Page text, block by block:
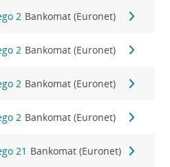
2 Bankomat (Euronet)
2 Bankomat (Euronet)
2 Bankomat (Euronet)
2 Bankomat (Euronet)
21 Bankomat (Euronet)